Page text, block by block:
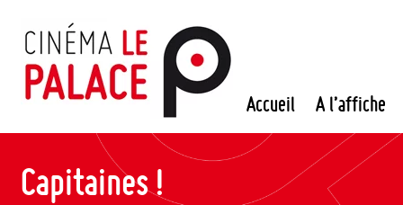
contenu
Accueil A l’affiche
Capitaines !